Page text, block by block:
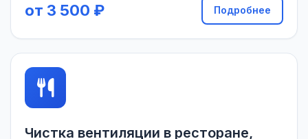
от 3 500 ₽ Подробнее
Чистка вентиляции в ресторане,